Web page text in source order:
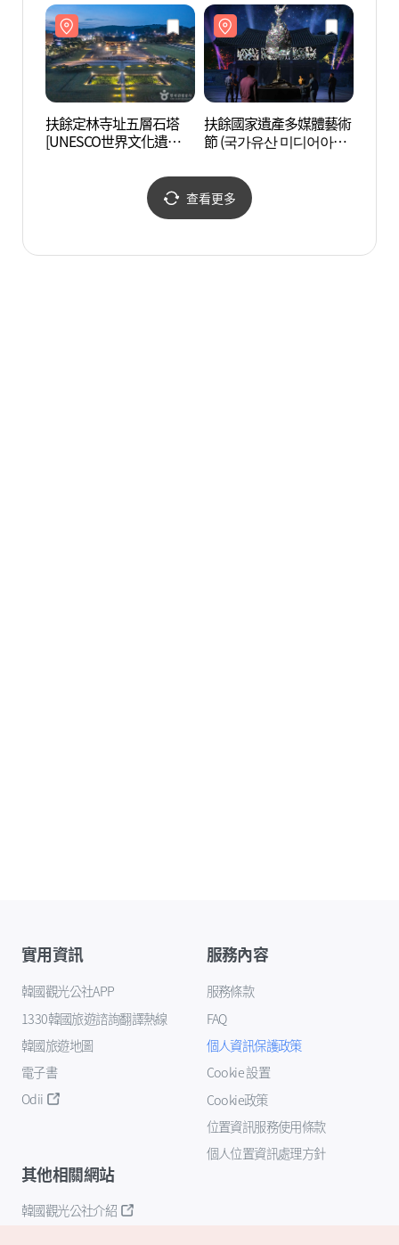
扶餘定林寺址五層石塔
[UNESCO世界文化遺產]
[유네스코 세계문화유산])
扶餘國家遺產多媒體藝術
節 (국가유산 미디어아트
查看更多
實用資訊
韓國觀光公社APP
1330韓國旅遊諮詢翻譯熱線
韓國旅遊地圖
電子書
Odii
服務內容
服務條款
FAQ
個人資訊保護政策
Cookie 設置
Cookie政策
位置資訊服務使用條款
個人位置資訊處理方針
其他相關網站
韓國觀光公社介紹